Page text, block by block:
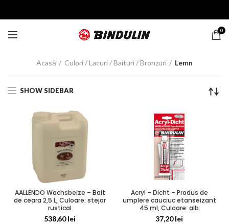
0
Acasă Culori / Lacuri / Baituri / Bronzuri Lemn
SHOW SIDEBAR
AALLENDO Wachsbeize – Bait
de ceara 2,5 L, Culoare: stejar
rustical
538,60lei
Acryl – Dicht – Produs de
umplere cauciuc etanseizant
45 ml, Culoare: alb
37,20lei